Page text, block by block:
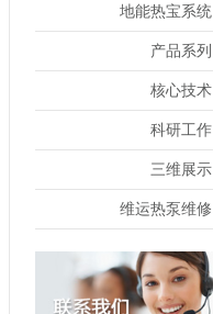
地能热宝系统
产品系列
核心技术
科研工作
三维展示
维运热泵维修